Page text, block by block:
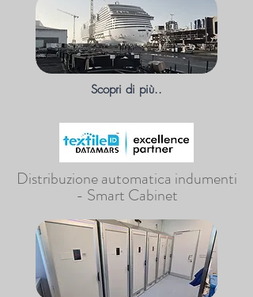
Scopri di più..
Distribuzione automatica indumenti
- Smart Cabinet